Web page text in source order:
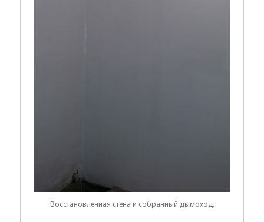
Восстановленная стена и собранный дымоход.